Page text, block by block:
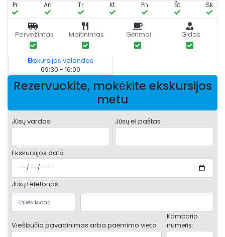
Pr An Tr Kt Pn Št Sk
Pervežimas Maitinimas Gėrimai Gidas
Ekskursijos valandos
09:30 - 16:00
Rezervuokite, mokėkite ekskursijos
metu
Jūsų vardas Jūsų el.paštas
Ekskursijos data
Jūsų telefonas
Viešbučio pavadinimas arba paėmimo vieta
Kambario
numeris: